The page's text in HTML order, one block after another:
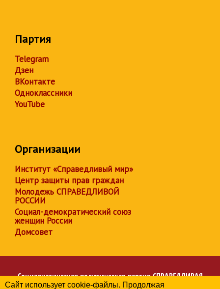
Партия
Telegram
Дзен
ВКонтакте
Одноклассники
YouTube
Организации
Институт «Справедливый мир»
Центр защиты прав граждан
Молодежь СПРАВЕДЛИВОЙ
РОССИИ
Социал-демократический союз
женщин России
Домсовет
Социалистическая политическая партияСПРАВЕДЛИВАЯ
Сайт использует cookie-файлы. Продолжая